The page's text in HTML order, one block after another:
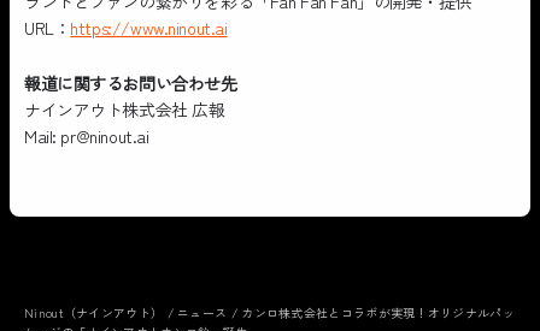
URL： https://www.ninout.ai
報道に関するお問い合わせ先
ナインアウト株式会社 広報
Mail: pr@ninout.ai
Ninout（ナインアウト） / ニュース / カンロ株式会社とコラボが実現！オリジナルパッ